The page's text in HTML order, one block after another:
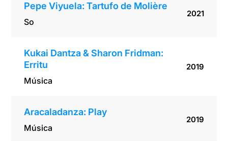
Pepe Viyuela: Tartufo de Molière
So
2021
Kukai Dantza & Sharon Fridman:
Erritu
Música
2019
Aracaladanza: Play
Música
2019